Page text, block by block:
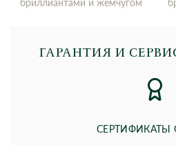
бриллиантами и жемчугом
ГАРАНТИЯ И СЕРВИС
СЕРТИФИКАТЫ